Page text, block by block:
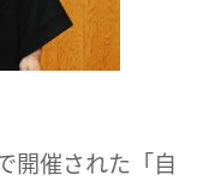
開催された「自